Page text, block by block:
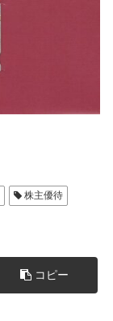
株主優待
コピー